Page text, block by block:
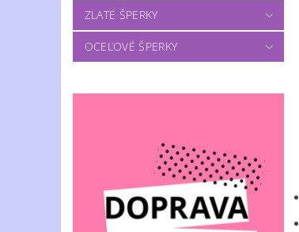
ZLATÉ ŠPERKY
OCEĽOVÉ ŠPERKY